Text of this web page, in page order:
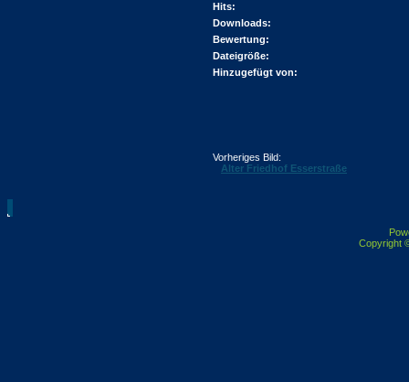
Hits:
Downloads:
Bewertung:
Dateigröße:
Hinzugefügt von:
Vorheriges Bild:
Alter Friedhof Esserstraße
Copyright